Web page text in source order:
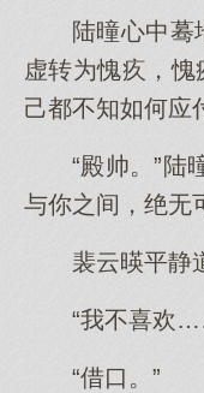
陆曈心中蓦
虚转为愧疚，愧
己都不知如何应
“殿帅。”陆
与你之间，绝无
裴云暎平静
“我不喜欢
“借口。”